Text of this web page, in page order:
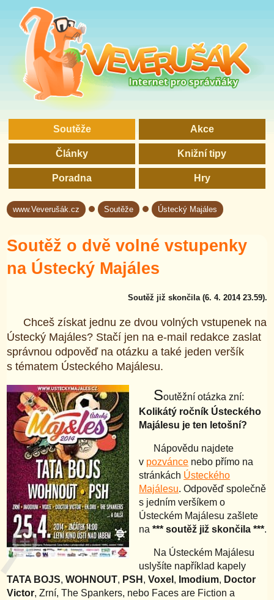
Soutěže Akce
Články Knižní tipy
Poradna Hry
www.Veverušák.cz→ Soutěže→ Ústecký Majáles
Soutěž o dvě volné vstupenky
na Ústecký Majáles
Soutěž již skončila (6. 4. 2014 23.59).
Chceš získat jednu ze dvou volných vstupenek na
Ústecký Majáles? Stačí jen na e-mail redakce zaslat
správnou odpověď na otázku a také jeden veršík
s tématem Ústeckého Majálesu.
Soutěžní otázka zní:
Kolikátý ročník Ústeckého
Majálesu je ten letošní?
Nápovědu najdete
v pozvánce nebo přímo na
stránkách Ústeckého
Majálesu. Odpověď společně
s jedním veršíkem o
Ústeckém Majálesu zašlete
na*** soutěž již skončila ***.
Na Ústeckém Majálesu
uslyšíte například kapely
TATA BOJS,WOHNOUT, PSH ,Voxel , Imodium, Doctor
Victor, Zrní, The Spankers, nebo Faces are Fiction a